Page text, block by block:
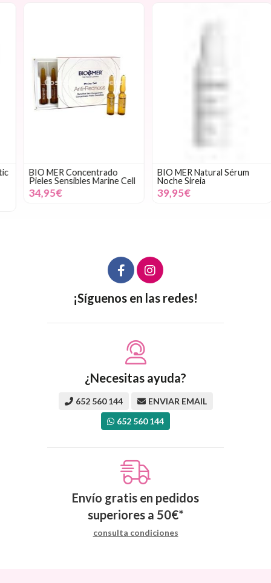
BIO MER Concentrado
Pieles Sensibles Marine Cell
34,95€
BIO MER Natural Sérum
Noche Sireia
39,95€
¡Síguenos en las redes!
¿Necesitas ayuda?
652 560 144
ENVIAR EMAIL
652 560 144
Envío gratis en pedidos
superiores a 50€*
consulta condiciones